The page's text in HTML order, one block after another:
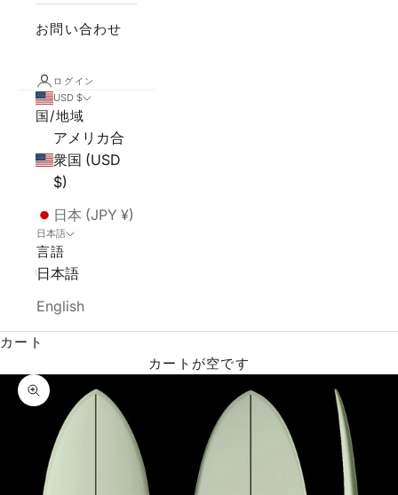
お問い合わせ
ログイン
USD $
国/地域
アメリカ合
衆国 (USD
$)
日本 (JPY ¥)
日本語
言語
日本語
English
カート
カートが空です
ズームイン